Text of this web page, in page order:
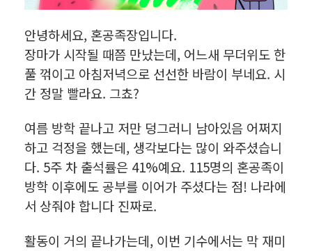
안녕하세요, 혼공족장입니다.
장마가 시작될 때쯤 만났는데, 어느새 무더위도 한
풀 꺾이고 아침저녁으로 선선한 바람이 부네요. 시
간 정말 빨라요. 그쵸?
여름 방학 끝나고 저만 덩그러니 남아있음 어쩌지
하고 걱정을 했는데, 생각보다는 많이 와주셨습니
다. 5주 차 출석률은 41%예요. 115명의 혼공족이
방학 이후에도 공부를 이어가 주셨다는 점! 나라에
서 상줘야 합니다 진짜로.
활동이 거의 끝나가는데, 이번 기수에서는 막 재미